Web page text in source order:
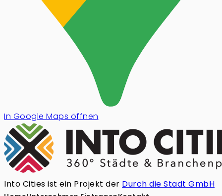
In Google Maps öffnen
Into Cities ist ein Projekt der Durch die Stadt GmbH